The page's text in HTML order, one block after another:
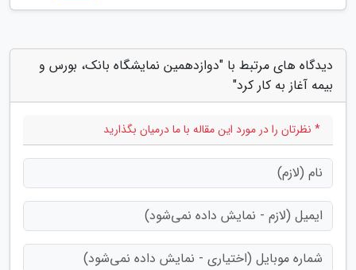
دیدگاه های مرتبط با "دوازدهمین نمایشگاه بانک، بورس و
بیمه آغاز به کار کرد"
* نظرتان را در مورد این مقاله با ما درمیان بگذارید